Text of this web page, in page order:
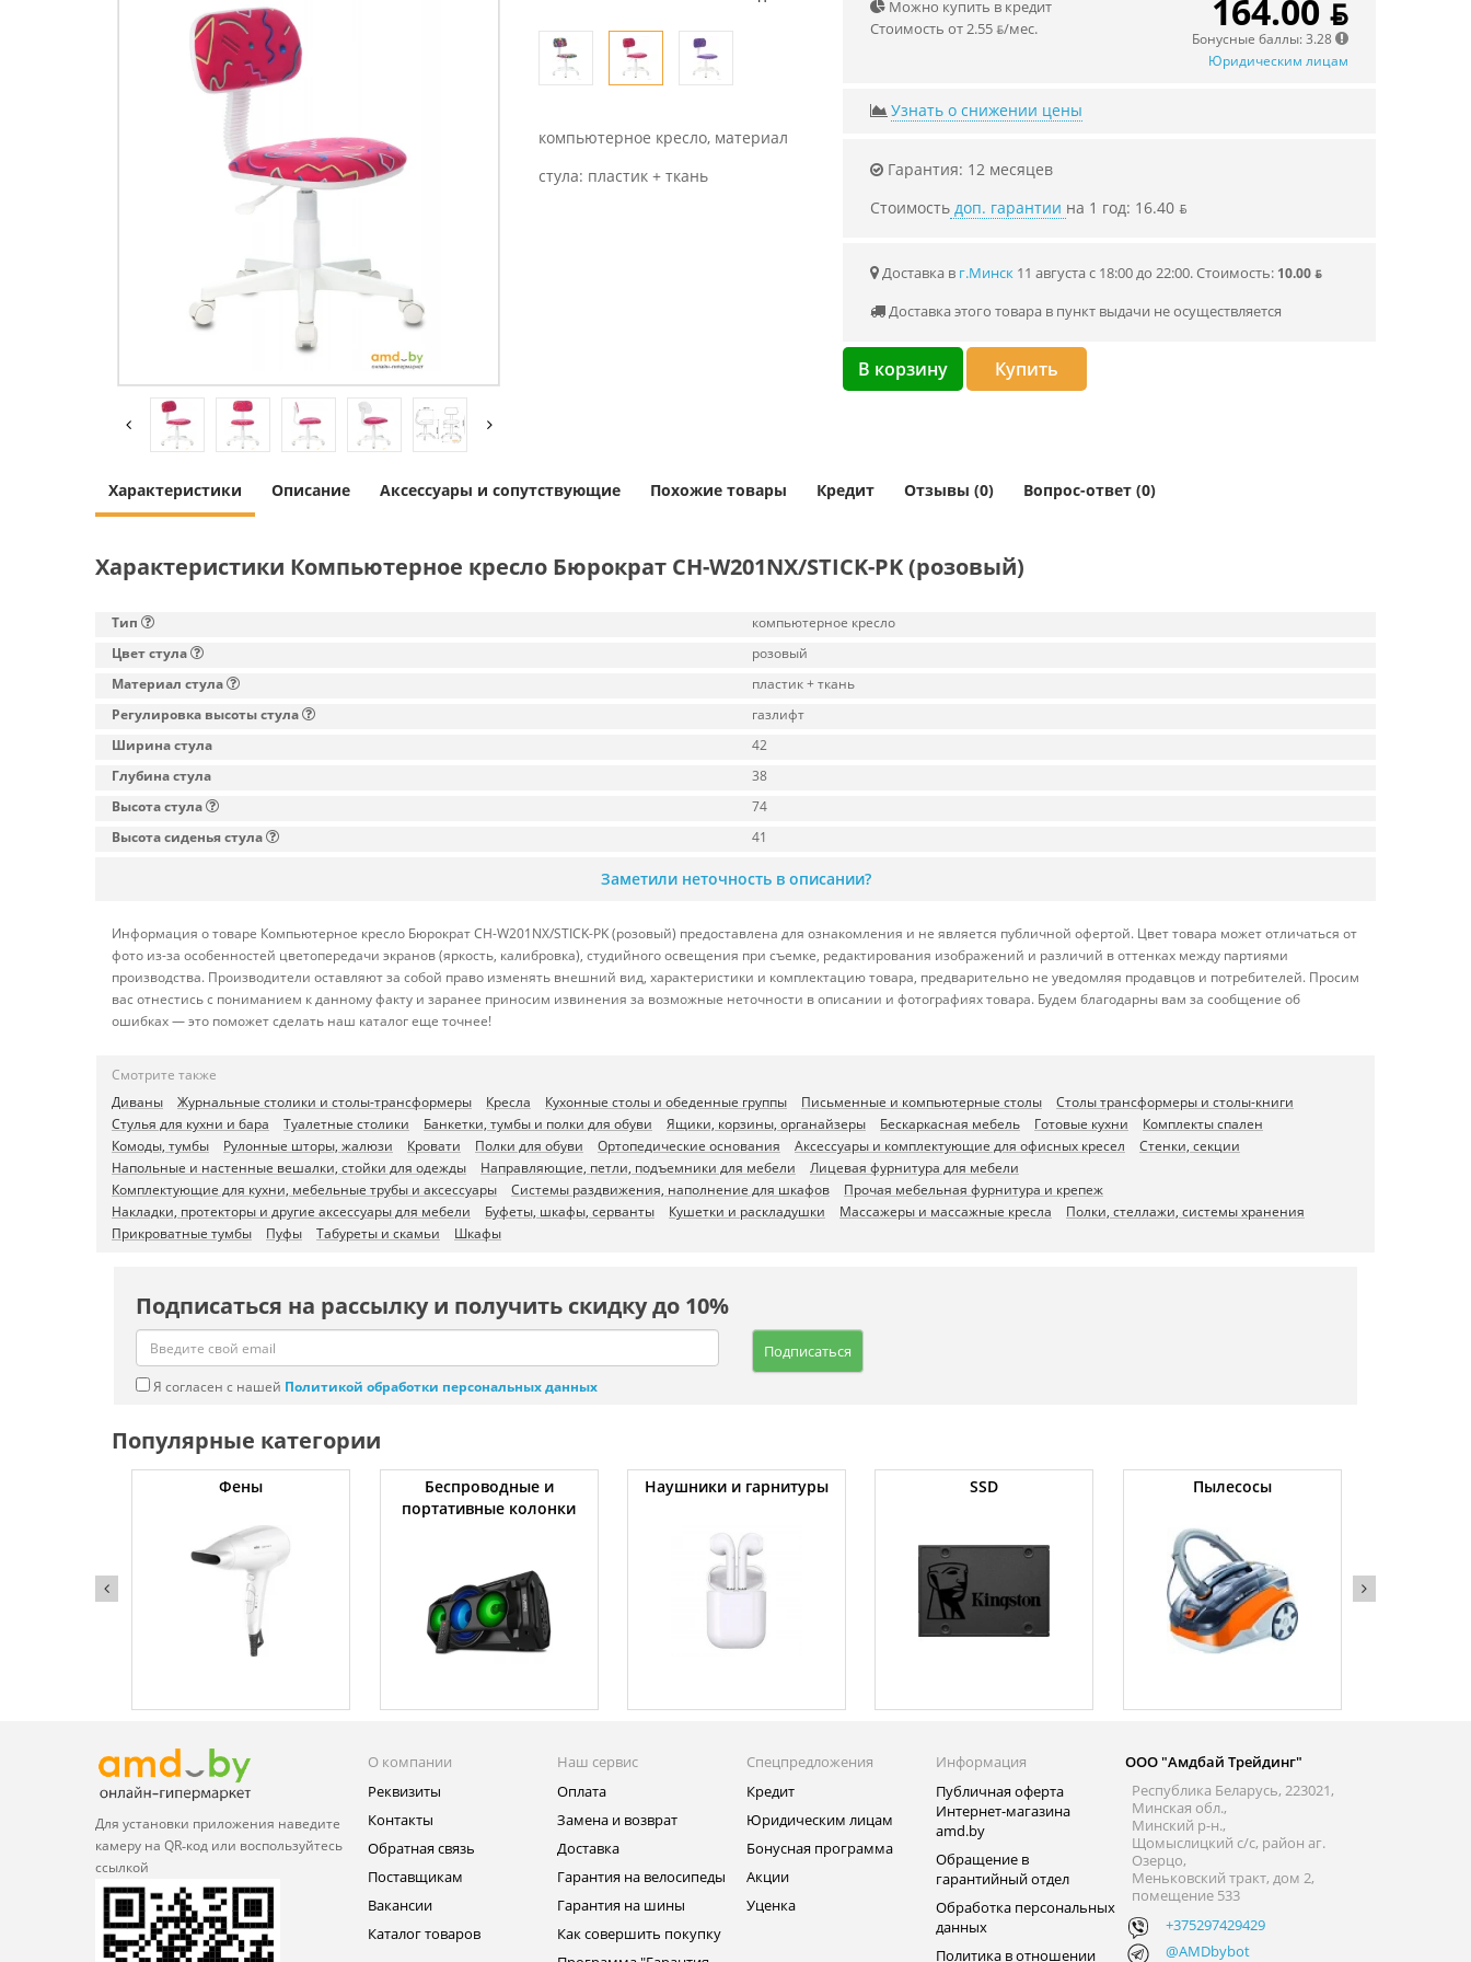
компьютерное кресло, материал
стула: пластик + ткань
Можно купить в кредит
Стоимость от 2.55 ƃ/мec.
164.00 ƃ
Бонусные баллы: 3.28
Юридическим лицам
Узнать о снижении цены
Гарантия: 12 месяцев
Стоимостьдоп. гарантии на 1 год: 16.40 ƃ
Доставка в г.Минск11 августа с 18:00 до 22:00.Стоимость: 10.00 ƃ
Доставка этого товара в пункт выдачи не осуществляется
В корзину Купить
Характеристики Описание Аксессуары и сопутствующие Похожие товары Кредит Отзывы (0) Вопрос-ответ (0)
Характеристики Компьютерное кресло Бюрократ CH-W201NX/STICK-PK (розовый)
Тип
компьютерное кресло
Цвет стула
розовый
Материал стула
пластик + ткань
Регулировка высоты стула
газлифт
Ширина стула
42
Глубина стула
38
Высота стула
74
Высота сиденья стула
41
Заметили неточность в описании?
Информация о товаре Компьютерное кресло Бюрократ CH-W201NX/STICK-PK (розовый) предоставлена для ознакомления и не является публичной офертой. Цвет товара может отличаться от
фото из-за особенностей цветопередачи экранов (яркость, калибровка), студийного освещения при съемке, редактирования изображений и различий в оттенках между партиями
производства. Производители оставляют за собой право изменять внешний вид, характеристики и комплектацию товара, предварительно не уведомляя продавцов и потребителей. Просим
вас отнестись с пониманием к данному факту и заранее приносим извинения за возможные неточности в описании и фотографиях товара. Будем благодарны вам за сообщение об
ошибках — это поможет сделать наш каталог еще точнее!
Смотрите также
Диваны
Журнальные столики и столы-трансформеры Кресла Кухонные столы и обеденные группы Письменные и компьютерные столы
Столы трансформеры и столы-книги
Стулья для кухни и бара
Туалетные столики Банкетки, тумбы и полки для обуви Ящики, корзины, органайзеры Бескаркасная мебель Готовые кухни
Комплекты спален
Комоды, тумбы
Рулонные шторы, жалюзи Кровати Полки для обуви Ортопедические основания Аксессуары и комплектующие для офисных кресел
Стенки, секции
Напольные и настенные вешалки, стойки для одежды
Направляющие, петли, подъемники для мебели
Лицевая фурнитура для мебели
Комплектующие для кухни, мебельные трубы и аксессуары
Системы раздвижения, наполнение для шкафов
Прочая мебельная фурнитура и крепеж
Накладки, протекторы и другие аксессуары для мебели
Буфеты, шкафы, серванты Кушетки и раскладушки Массажеры и массажные кресла
Полки, стеллажи, системы хранения
Прикроватные тумбы
Пуфы Табуреты и скамьи Шкафы
Подписаться на рассылку и получить скидку до 10%
Подписаться
Я согласен с нашей Политикой обработки персональных данных
Популярные категории
Фены
Беспроводные и
портативные колонки
Наушники и гарнитуры SSD Пылесосы
Для установки приложения наведите
камеру на QR‑код или воспользуйтесь
ссылкой
О компании
Реквизиты
Контакты
Обратная связь
Поставщикам
Вакансии
Каталог товаров
Наш сервис
Оплата
Замена и возврат
Доставка
Гарантия на велосипеды
Гарантия на шины
Как совершить покупку
Спецпредложения
Кредит
Юридическим лицам
Бонусная программа
Акции
Уценка
Информация
Публичная оферта
Интернет-магазина
amd.by
Обращение в
гарантийный отдел
Обработка персональных
данных
Политика в отношении
ООО "Амдбай Трейдинг"
Республика Беларусь, 223021,
Минская обл.,
Минский р-н.,
Щомыслицкий с/с, район аг.
Озерцо,
Меньковский тракт, дом 2,
помещение 533
+375297429429
@AMDbybot